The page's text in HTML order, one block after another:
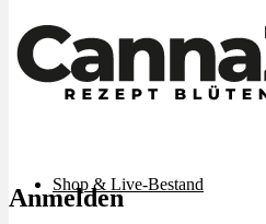
Shop & Live-Bestand
Anmelden